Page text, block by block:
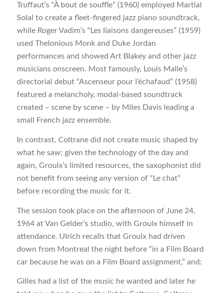
Truffaut’s “À bout de souffle” (1960) employed Martial
Solal to create a fleet-fingered jazz piano soundtrack,
while Roger Vadim’s “Les liaisons dangereuses” (1959)
used Thelonious Monk and Duke Jordan
performances and showed Art Blakey and other jazz
musicians onscreen. Most famously, Louis Malle’s
directorial debut “Ascenseur pour l’échafaud” (1958)
featured a melancholy, modal-based soundtrack
created – scene by scene – by Miles Davis leading a
small French jazz ensemble.
In contrast, Coltrane did not create music shaped by
what he saw; given the technology of the day and
again, Groulx’s limited resources, the saxophonist did
not benefit from seeing any version of “Le chat”
before recording the music for it.
The session took place on the afternoon of June 24,
1964 at Van Gelder’s studio, with Groulx himself in
attendance. Ulrich recalls that Groulx had driven
down from Montreal the night before “in a Film Board
car because he was on a Film Board assignment,” and:
Gilles had a list of the music he wanted and later he